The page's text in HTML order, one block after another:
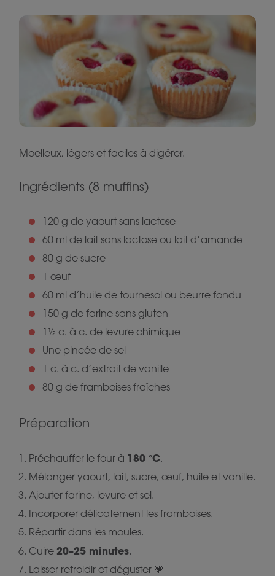
Moelleux, légers et faciles à digérer.
Ingrédients (8 muffins)
120 g de yaourt sans lactose
60 ml de lait sans lactose ou lait d’amande
80 g de sucre
1 œuf
60 ml d’huile de tournesol ou beurre fondu
150 g de farine sans gluten
1½ c. à c. de levure chimique
Une pincée de sel
1 c. à c. d’extrait de vanille
80 g de framboises fraîches
Préparation
Préchauffer le four à 180 °C.
Mélanger yaourt, lait, sucre, œuf, huile et vanille.
Ajouter farine, levure et sel.
Incorporer délicatement les framboises.
Répartir dans les moules.
Cuire 20–25 minutes.
Laisser refroidir et déguster 💗